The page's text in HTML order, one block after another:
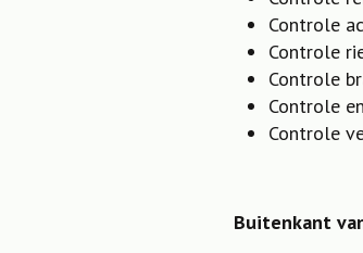
Controle
Controle
Controle
Controle
Controle
Buitenkant